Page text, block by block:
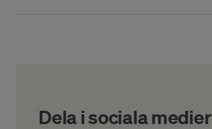
Dela i sociala medier